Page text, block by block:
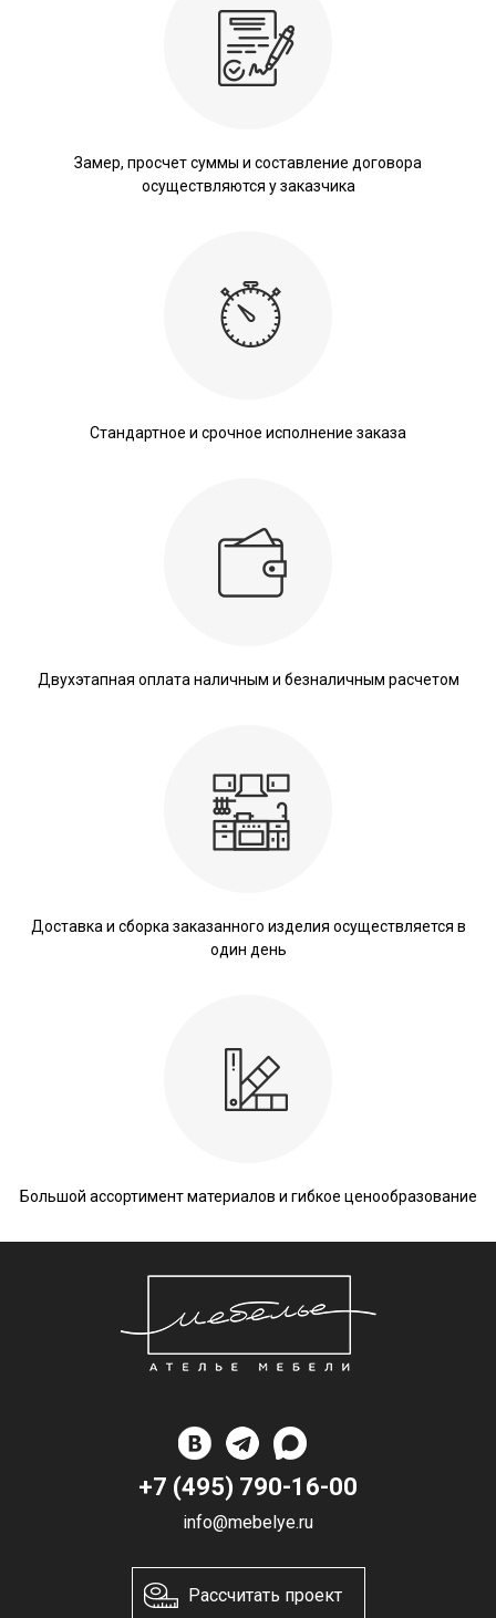
Замер, просчет суммы и составление договора
осуществляются у заказчика
Стандартное и срочное исполнение заказа
Двухэтапная оплата наличным и безналичным расчетом
Доставка и сборка заказанного изделия осуществляется в
один день
Большой ассортимент материалов и гибкое ценообразование
+7 (495) 790-16-00
info@mebelye.ru
Рассчитать проект